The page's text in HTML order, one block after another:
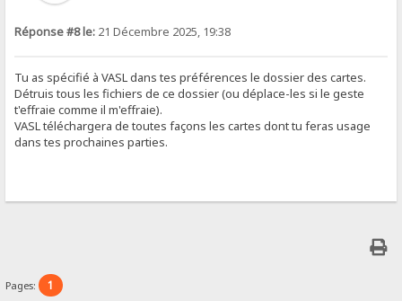
Réponse #8 le: 21 Décembre 2025, 19:38
Tu as spécifié à VASL dans tes préférences le dossier des cartes.
Détruis tous les fichiers de ce dossier (ou déplace-les si le geste
t'effraie comme il m'effraie).
VASL téléchargera de toutes façons les cartes dont tu feras usage
dans tes prochaines parties.
Pages: 1